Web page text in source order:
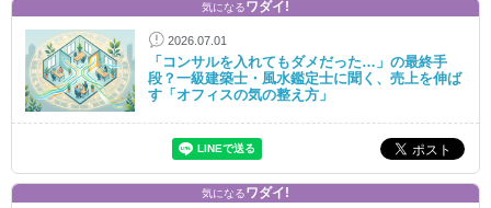
気になるワダイ!
2026.07.01
「コンサルを入れてもダメだった…」の最終手
段？一級建築士・風水鑑定士に聞く、売上を伸ば
す「オフィスの気の整え方」
気になるワダイ!